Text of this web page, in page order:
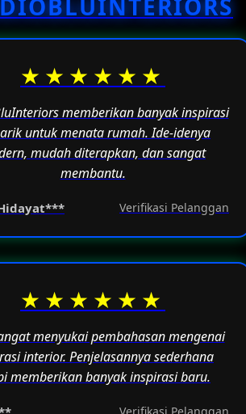
sebagai ruang untuk beraktivitas
sehari-hari.
★★★★★★
memberikan banyak inspirasi
untuk menata rumah. Ide-idenya
mudah diterapkan, dan sangat
membantu.
Verifikasi Pelanggan
★★★★★★
menyukai pembahasan mengenai
interior. Penjelasannya sederhana
memberikan banyak inspirasi baru.